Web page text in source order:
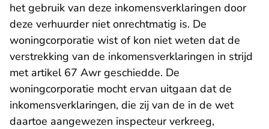
het gebruik van deze inkomensverklaringen door
deze verhuurder niet onrechtmatig is. De
woningcorporatie wist of kon niet weten dat de
verstrekking van de inkomensverklaringen in strijd
met artikel 67 Awr geschiedde. De
woningcorporatie mocht ervan uitgaan dat de
inkomensverklaringen, die zij van de in de wet
daartoe aangewezen inspecteur verkreeg,